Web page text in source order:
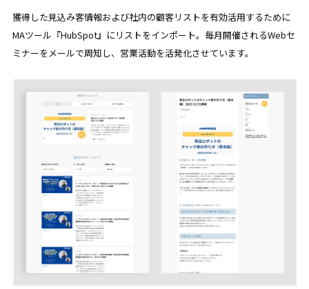
獲得した見込み客情報および社内の顧客リストを有効活用するために
MAツール『HubSpot』にリストをインポート。毎月開催されるWebセ
ミナーをメールで周知し、営業活動を活発化させています。